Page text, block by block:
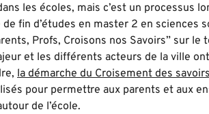
les écoles, mais c’est un processus
fin d’études en master 2 en sciences
Profs, Croisons nos Savoirs” sur le
et les différents acteurs de la ville
la démarche du Croisement des
pour permettre aux parents et aux
de l’école.